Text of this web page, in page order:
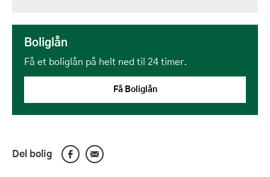
Del bolig
Boliglån
Få et boliglån på helt ned til 24 timer.
Få Boliglån